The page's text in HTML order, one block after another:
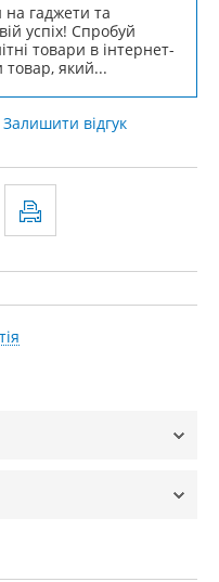
на гаджети та
успіх! Спробуй
товари в інтернет-
товар, який...
Залишити відгук